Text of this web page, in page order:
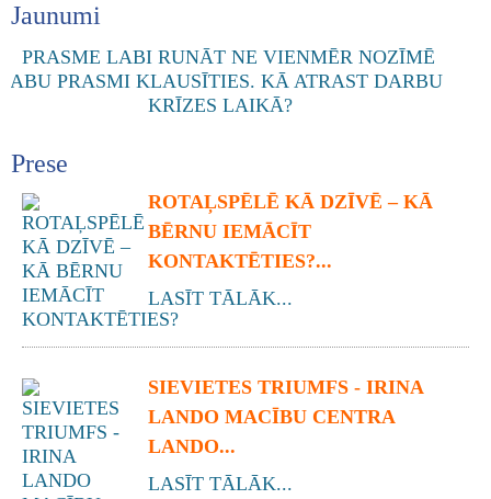
Jaunumi
Prese
ROTAĻSPĒLĒ KĀ DZĪVĒ – KĀ
BĒRNU IEMĀCĪT
KONTAKTĒTIES?...
LASĪT TĀLĀK...
SIEVIETES TRIUMFS - IRINA
LANDO MACĪBU CENTRA
LANDO...
LASĪT TĀLĀK...